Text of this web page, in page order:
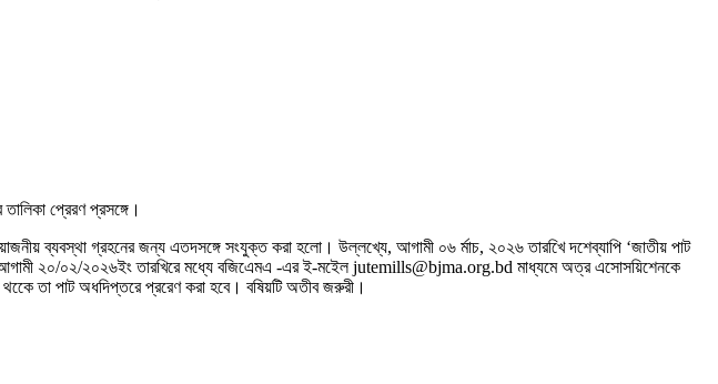
তালিকা প্রেরণ প্রসঙ্গে।
ব্যবস্থা গ্রহনের জন্য এতদসঙ্গে সংযুক্ত করা হলো। উল্লখ্যে, আগামী ০৬ র্মাচ, ২০২৬ তারখিে দশেব্যাপি ‘জাতীয় পাট
আগামী ২০/০২/২০২৬ইং তারখিরে মধ্যে বজিএেমএ -এর ই-মইেল jutemills@bjma.org.bd মাধ্যমে অত্র এসোসয়িশেনকে
তা পাট অধদিপ্তরে প্ররেণ করা হবে। বষিয়টি অতীব জরুরী।